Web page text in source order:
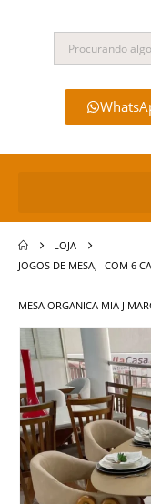
LOJA
JOGOS DE MESA
COM 6
MESA ORGANICA MIA J